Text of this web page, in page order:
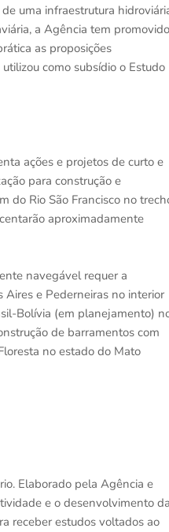
uma infraestrutura
a Agência tem promovido
as proposições
como subsídio o Estudo
ações e projetos de curto e
para construção e
do Rio São Francisco no
aproximadamente
navegável requer a
Aires e Pederneiras no interior
Bolívia (em planejamento)
de barramentos com
no estado do Mato
Elaborado pela Agência e
e o desenvolvimento
receber estudos voltados ao